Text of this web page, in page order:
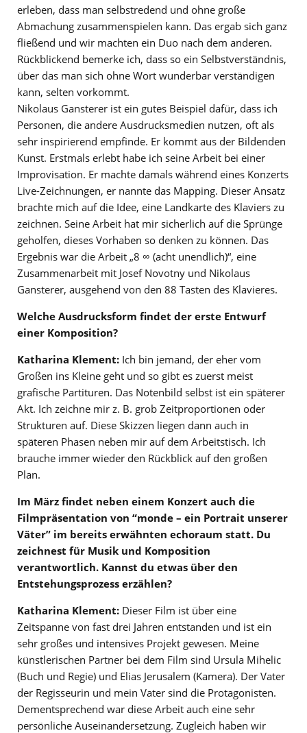
erleben, dass man selbstredend und ohne große
Abmachung zusammenspielen kann. Das ergab sich ganz
fließend und wir machten ein Duo nach dem anderen.
Rückblickend bemerke ich, dass so ein Selbstverständnis,
über das man sich ohne Wort wunderbar verständigen
kann, selten vorkommt.
Nikolaus Gansterer ist ein gutes Beispiel dafür, dass ich
Personen, die andere Ausdrucksmedien nutzen, oft als
sehr inspirierend empfinde. Er kommt aus der Bildenden
Kunst. Erstmals erlebt habe ich seine Arbeit bei einer
Improvisation. Er machte damals während eines Konzerts
Live-Zeichnungen, er nannte das Mapping. Dieser Ansatz
brachte mich auf die Idee, eine Landkarte des Klaviers zu
zeichnen. Seine Arbeit hat mir sicherlich auf die Sprünge
geholfen, dieses Vorhaben so denken zu können. Das
Ergebnis war die Arbeit „8 ∞ (acht unendlich)“, eine
Zusammenarbeit mit Josef Novotny und Nikolaus
Gansterer, ausgehend von den 88 Tasten des Klavieres.
Welche Ausdrucksform findet der erste Entwurf
einer Komposition?
Katharina Klement: Ich bin jemand, der eher vom
Großen ins Kleine geht und so gibt es zuerst meist
grafische Partituren. Das Notenbild selbst ist ein späterer
Akt. Ich zeichne mir z. B. grob Zeitproportionen oder
Strukturen auf. Diese Skizzen liegen dann auch in
späteren Phasen neben mir auf dem Arbeitstisch. Ich
brauche immer wieder den Rückblick auf den großen
Plan.
Im März findet neben einem Konzert auch die
Filmpräsentation von “monde – ein Portrait unserer
Väter” im bereits erwähnten echoraum statt. Du
zeichnest für Musik und Komposition
verantwortlich. Kannst du etwas über den
Entstehungsprozess erzählen?
Katharina Klement: Dieser Film ist über eine
Zeitspanne von fast drei Jahren entstanden und ist ein
sehr großes und intensives Projekt gewesen. Meine
künstlerischen Partner bei dem Film sind Ursula Mihelic
(Buch und Regie) und Elias Jerusalem (Kamera). Der Vater
der Regisseurin und mein Vater sind die Protagonisten.
Dementsprechend war diese Arbeit auch eine sehr
persönliche Auseinandersetzung. Zugleich haben wir